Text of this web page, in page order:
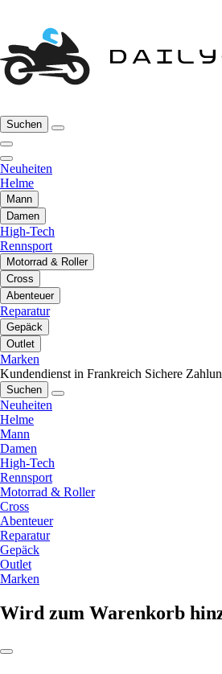
Suchen
Neuheiten
Helme
Mann
Damen
High-Tech
Rennsport
Motorrad & Roller
Cross
Abenteuer
Reparatur
Gepäck
Outlet
Marken
Kundendienst in Frankreich Sichere
Suchen
Neuheiten
Helme
Mann
Damen
High-Tech
Rennsport
Motorrad & Roller
Cross
Abenteuer
Reparatur
Gepäck
Outlet
Marken
Wird zum Warenkorb